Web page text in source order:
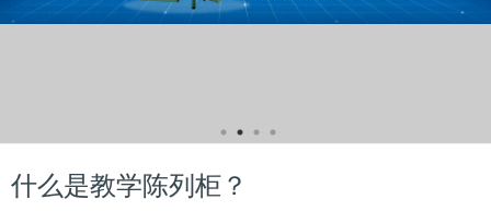
a
t
什么是教学陈列柜？